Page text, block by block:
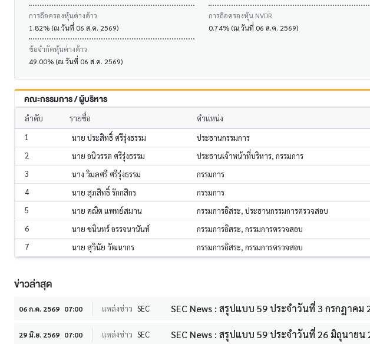
การถือครองหุ้นต่างด้าว
1.82% (ณ วันที่ 06 ส.ค. 2569)
ข้อจำกัดหุ้นต่างด้าว
49.00% (ณ วันที่ 06 ส.ค. 2569)
การถือครองหุ้น NVDR
0.74% (ณ วันที่ 06 ส.ค. 2569)
คณะกรรมการ / ผู้บริหาร
ลำดับ รายชื่อ
ตำแหน่ง
1
นาย ประสิทธิ์ ศรีรุ่งธรรม
ประธานกรรมการ
2
นาย อนิวรรต ศรีรุ่งธรรม
ประธานเจ้าหน้าที่บริหาร, กรรมการ
3
นาง วิมลศรี ศรีรุ่งธรรม
กรรมการ
4
นาย สุภสิทธิ์ รักกสิกร
กรรมการ
5
นาย คณิต แพทย์สมาน
กรรมการอิสระ, ประธานกรรมการตรวจสอบ
6
นาย ชนินทร์ อรรจนานันท์
กรรมการอิสระ, กรรมการตรวจสอบ
7
นาย สุวินัย วัฒนากร กรรมการอิสระ, กรรมการตรวจสอบ
ข่าวล่าสุด
06 ก.ค. 2569 07:00 แหล่งข่าว SEC SEC News : สรุปแบบ 59 ประจำวันที่ 3 กรกฎาคม
29 มิ.ย. 2569 07:00 แหล่งข่าว SEC SEC News : สรุปแบบ 59 ประจำวันที่ 26 มิถุนายน